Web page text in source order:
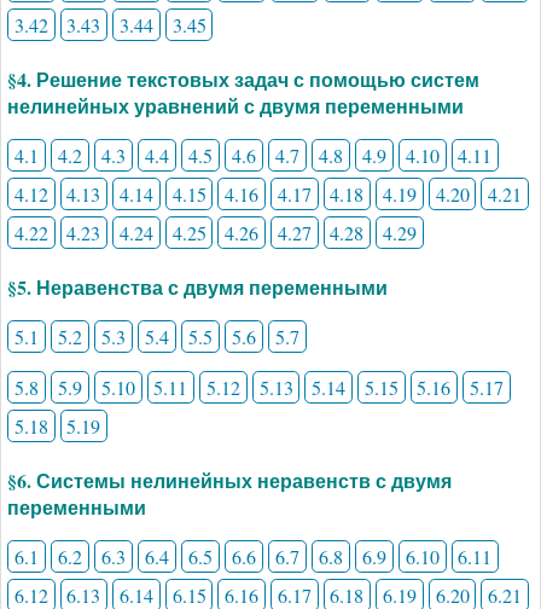
3.42
3.43 3.44 3.45
§4. Решение текстовых задач с помощью систем
нелинейных уравнений с двумя переменными
4.1 4.2 4.3 4.4 4.5 4.6 4.7 4.8 4.9 4.10
4.11
4.12
4.13 4.14 4.15 4.16 4.17 4.18 4.19 4.20
4.21
4.22
4.23 4.24 4.25 4.26 4.27 4.28 4.29
§5. Неравенства с двумя переменными
5.1 5.2 5.3 5.4 5.5 5.6
5.7
5.8
5.9 5.10 5.11 5.12 5.13 5.14 5.15 5.16
5.17
5.18
5.19
§6. Системы нелинейных неравенств с двумя
переменными
6.1 6.2 6.3 6.4 6.5 6.6 6.7 6.8 6.9 6.10
6.11
6.12
6.13 6.14 6.15 6.16 6.17 6.18 6.19 6.20
6.21